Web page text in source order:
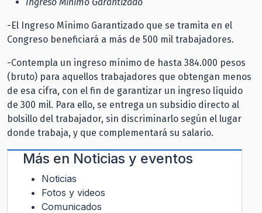
-El Ingreso Mínimo Garantizado que se tramita en el
Congreso beneficiará a más de 500 mil trabajadores.
-Contempla un ingreso mínimo de hasta 384.000 pesos
(bruto) para aquellos trabajadores que obtengan menos
de esa cifra, con el fin de garantizar un ingreso líquido
de 300 mil. Para ello, se entrega un subsidio directo al
bolsillo del trabajador, sin discriminarlo según el lugar
donde trabaja, y que complementará su salario.
Más en Noticias y eventos
Noticias
Fotos y videos
Comunicados